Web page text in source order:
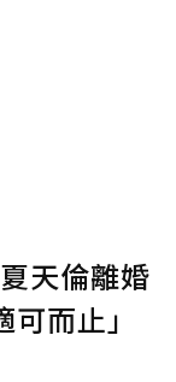
天倫離婚
而止」